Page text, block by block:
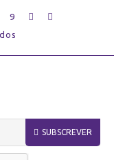
9
SUBSCREVER